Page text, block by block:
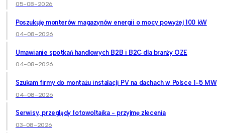
05-08-2026
Poszukuję monterów magazynów energii o mocy powyżej 100 kW
04-08-2026
Umawianie spotkań handlowych B2B i B2C dla branży OZE
04-08-2026
Szukam firmy do montażu instalacji PV na dachach w Polsce 1-5 MW
04-08-2026
Serwisy, przeglądy fotowoltaika - przyjmę zlecenia
03-08-2026